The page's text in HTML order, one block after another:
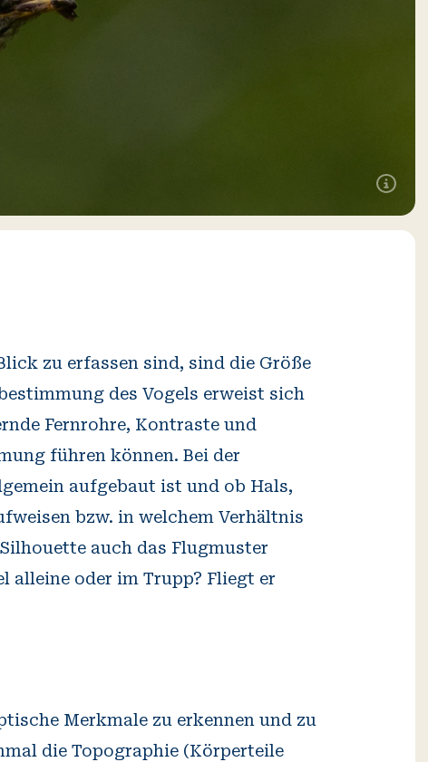
zu erfassen sind, sind die Größe
des Vogels erweist sich
Fernrohre, Kontraste und
führen können. Bei der
aufgebaut ist und ob Hals,
bzw. in welchem Verhältnis
auch das Flugmuster
alleine oder im Trupp? Fliegt er
Merkmale zu erkennen und zu
die Topographie (Körperteile